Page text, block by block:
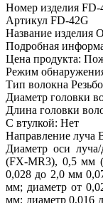
Номер изделия FD-
Артикул FD-42G
Название
Подробная
Цена продукта:
Режим
Тип волокна
Диаметр головки
Длина головки
С втулкой: Нет
Направление луча
Диаметр оси
(FX-MR3), 0,5 мм
0,028 до 2,0 мм
мм; диаметр от
мм; диаметр 0,016